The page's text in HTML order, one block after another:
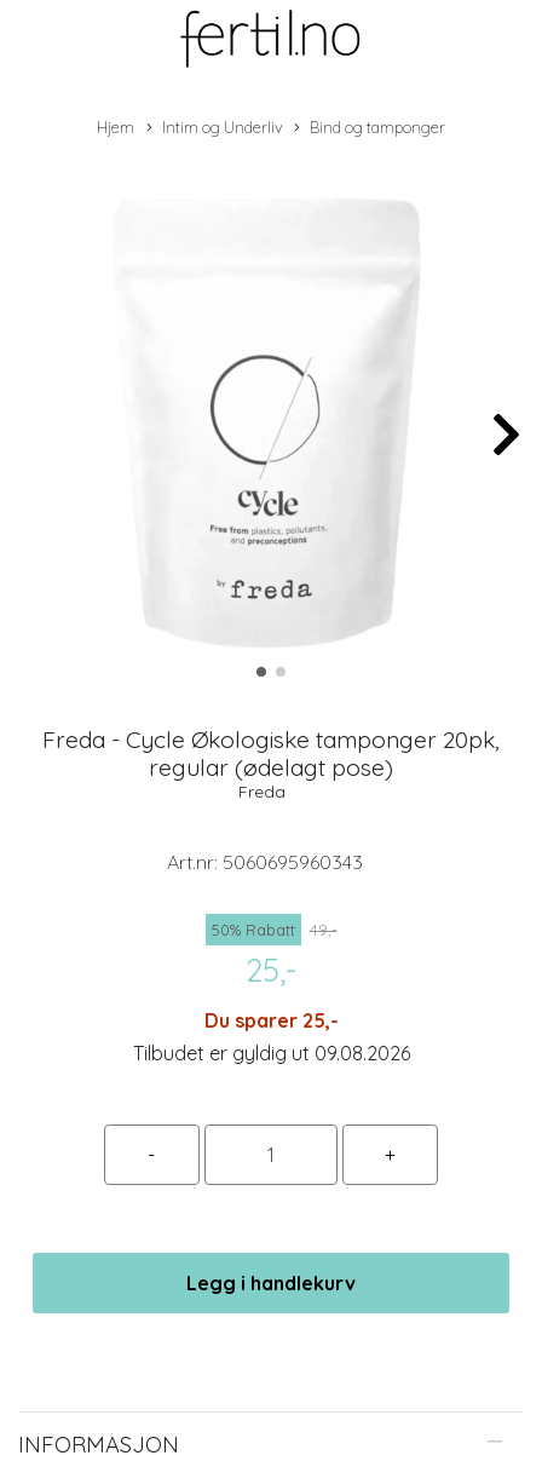
Hjem Intim og Underliv Bind og tamponger
Freda - Cycle Økologiske tamponger 20pk,
regular (ødelagt pose)
Freda
Art.nr: 5060695960343
50% Rabatt 49,-
25,-
Du sparer 25,-
Tilbudet er gyldig ut 09.08.2026
Legg i handlekurv
INFORMASJON